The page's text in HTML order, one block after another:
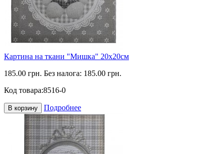
Картина на ткани "Мишка" 20х20см
185.00 грн. Без налога: 185.00 грн.
Код товара:8516-0
В корзину Подробнее